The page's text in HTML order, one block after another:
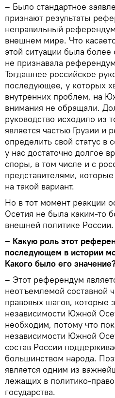
– Было стандартное
признают результаты
неправильный
внешнем мире. Что
этой ситуации была
не признавала
Тогдашнее российское
последующее, у которых
внутренних проблем, на
внимания не обращали.
руководство исходило из
является частью Грузии и
определить свой статус в
у нас достаточно долгое
споры, в том числе и с
представителями,
на такой вариант.
Но в тот момент реакции
Осетия не была каким-то
внешней политике России.
– Какую роль этот
последующем в истории
Какого было его
– Этот референдум
неотъемлемой составной
правовых шагов, которые
независимости Южной
необходим, потому что
независимости Южной
состав России
большинством народа.
является одним из
лежащих в политико-
государства.